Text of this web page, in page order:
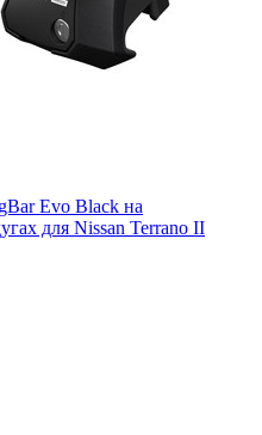
Evo Black на
для Nissan Terrano II